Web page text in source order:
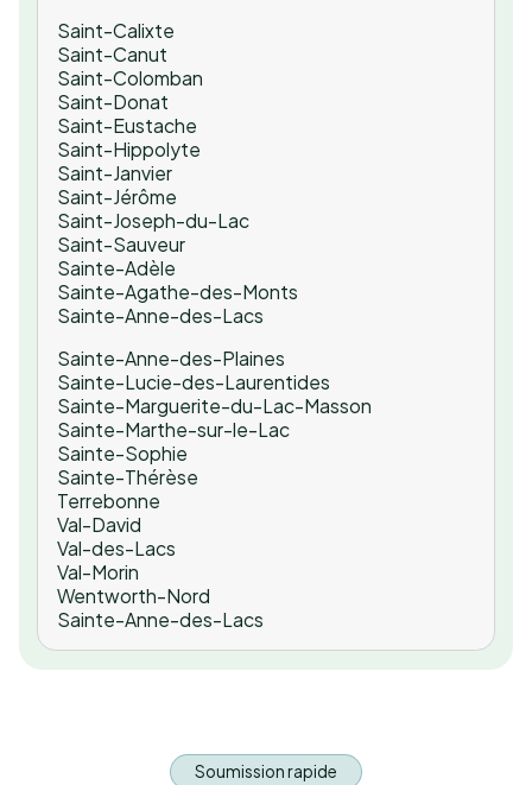
Saint-Calixte
Saint-Canut
Saint-Colomban
Saint-Donat
Saint-Eustache
Saint-Hippolyte
Saint-Janvier
Saint-Jérôme
Saint-Joseph-du-Lac
Saint-Sauveur
Sainte-Adèle
Sainte-Agathe-des-Monts
Sainte-Anne-des-Lacs
Sainte-Anne-des-Plaines
Sainte-Lucie-des-Laurentides
Sainte-Marguerite-du-Lac-Masson
Sainte-Marthe-sur-le-Lac
Sainte-Sophie
Sainte-Thérèse
Terrebonne
Val-David
Val-des-Lacs
Val-Morin
Wentworth-Nord
Sainte-Anne-des-Lacs
Soumission rapide